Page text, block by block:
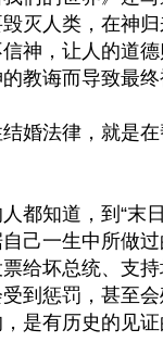
灭人类，在神
神，让人的道
教诲而导致最终
婚法律，就是
都知道，到“末
己一生中所做
给坏总统、支
到惩罚，甚至
是有历史的见证